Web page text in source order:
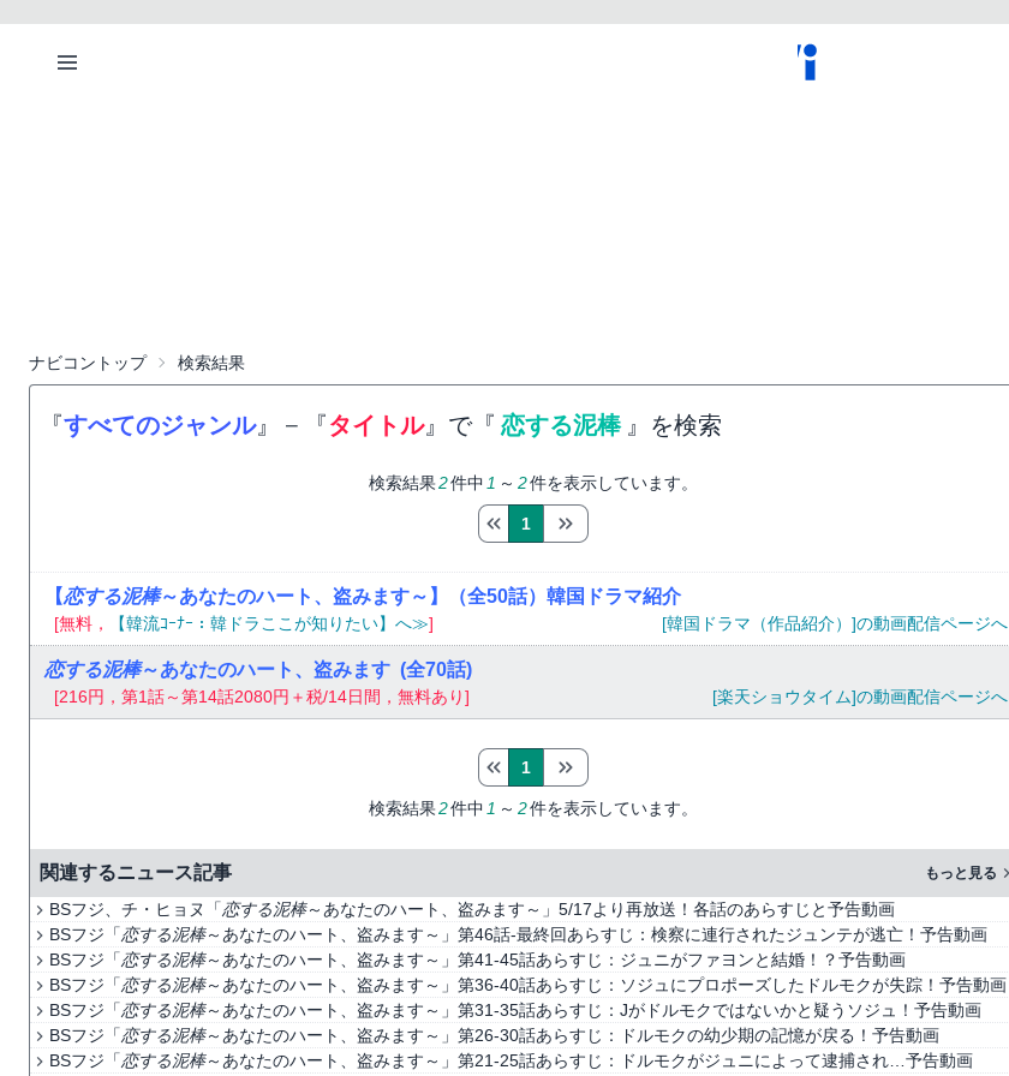
ナビコントップ 検索結果
『すべてのジャンル』 − 『タイトル』で『 恋する泥棒 』を検索
検索結果2件中 1 ～ 2件を表示しています。
1
【恋する泥棒～あなたのハート、盗みます～】（全50話）韓国ドラマ紹介
[無料， 【韓流ｺｰﾅｰ：韓ドラここが知りたい】へ≫] [韓国ドラマ（作品紹介）]の動画配信ページへ
恋する泥棒～あなたのハート、盗みます (全70話)
[216円，第1話～第14話2080円＋税/14日間，無料あり] [楽天ショウタイム]の動画配信ページへ
検索結果2件中 1 ～ 2件を表示しています。
1
関連するニュース記事 もっと見る
BSフジ、チ・ヒョヌ「恋する泥棒～あなたのハート、盗みます～」5/17より再放送！各話のあらすじと予告動画
BSフジ「恋する泥棒～あなたのハート、盗みます～」第46話-最終回あらすじ：検察に連行されたジュンテが逃亡！予告動画
BSフジ「恋する泥棒～あなたのハート、盗みます～」第41-45話あらすじ：ジュニがファヨンと結婚！？予告動画
BSフジ「恋する泥棒～あなたのハート、盗みます～」第36-40話あらすじ：ソジュにプロポーズしたドルモクが失踪！予告動画
BSフジ「恋する泥棒～あなたのハート、盗みます～」第31-35話あらすじ：Jがドルモクではないかと疑うソジュ！予告動画
BSフジ「恋する泥棒～あなたのハート、盗みます～」第26-30話あらすじ：ドルモクの幼少期の記憶が戻る！予告動画
BSフジ「恋する泥棒～あなたのハート、盗みます～」第21-25話あらすじ：ドルモクがジュニによって逮捕され…予告動画